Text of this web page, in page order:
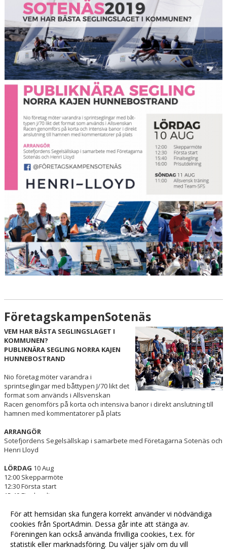
FöretagskampenSotenäs
VEM HAR BÄSTA SEGLINGSLAGET I
KOMMUNEN?
PUBLIKNÄRA SEGLING NORRA KAJEN
HUNNEBOSTRAND
Nio företag möter varandra i
sprintseglingar med båt­typen J/70 likt det
format som används i Allsvenskan
Racen genomförs på korta och intensiva banor i direkt anslutning till
hamnen med kommentatorer på plats
ARRANGÖR
Sotefjordens Segelsällskap i samarbete med Företagarna Sotenäs och
Henri Lloyd
LÖRDAG 10 Aug
12:00 Skepparmöte
12:30 Första start
15:40 Finalsegling
SÖNDAG 11 Aug
11:00 Allsvensk träning med Team-SFS
För att hemsidan ska fungera korrekt använder vi nödvändiga
cookies från SportAdmin. Dessa går inte att stänga av.
Föreningen kan också använda frivilliga cookies, t.ex. för
statistik eller marknadsföring. Du väljer själv om du vill